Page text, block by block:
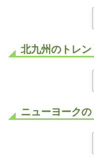
北九州のトレ
ニューヨーク